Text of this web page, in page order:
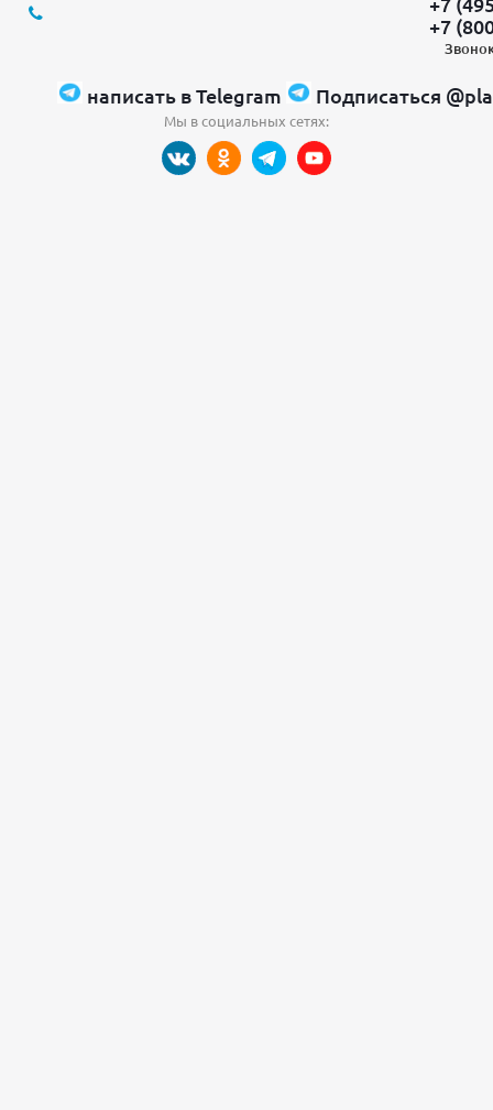
+7
написать в Telegram Подписаться
Мы в социальных сетях: